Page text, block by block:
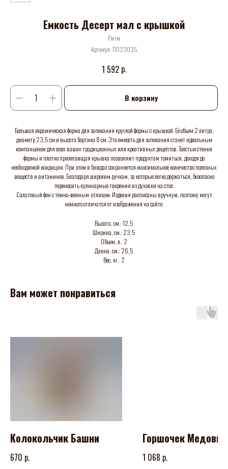
Емкость Десерт мал с крышкой
Ритм
Артикул: П023035
1 592 р.
В корзину
Большая керамическая форма для запекания круглой формы с крышкой. Её объем 2 литра,
диаметр 23,5 см и высота бортика 8 см. Эта емкость для запекания станет идеальным
компаньоном для всех ваших традиционных или креативных рецептов. Толстые стенки
формы и плотно прилегающая крышка позволяют продуктам томиться, доходя до
необходимой кондиции. При этом в блюдах сохраняется максимальное количество полезных
веществ и витаминов. Благодаря широким ручкам, за которые легко держаться, безопасно
переносить кулинарные творения из духовки на стол.
Салатовый фон с темно-зеленым отливом. Изделия расписаны вручную, поэтому могут
немного отличатся от изображения на сайте.
Высота, см.: 12,5
Ширина, см.: 23,5
Объем, л.: 2
Длина, см.: 26,5
Вес, кг.: 2
Вам может понравиться
Колокольчик Башни
670 р.
Горшочек
1 068 р.